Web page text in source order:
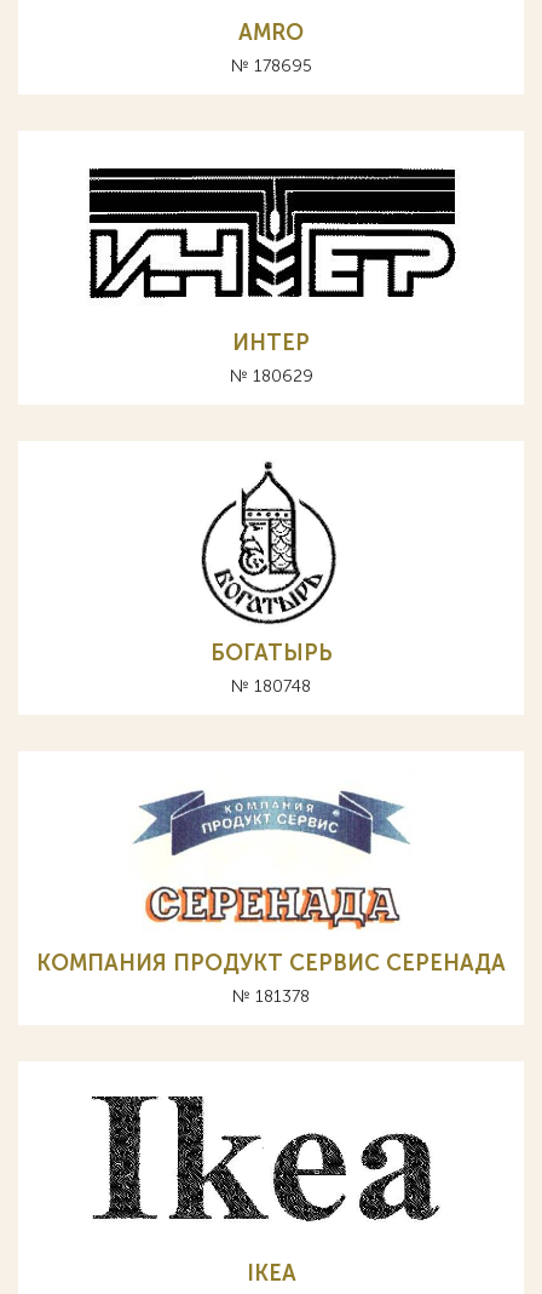
AMRO
№ 178695
ИНТЕР
№ 180629
БОГАТЫРЬ
№ 180748
КОМПАНИЯ ПРОДУКТ СЕРВИС СЕРЕНАДА
№ 181378
IKEA